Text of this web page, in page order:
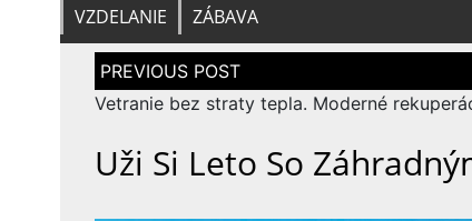
VZDELANIE
ZÁBAVA
Navigace
pro
příspěvek
Vetranie bez straty tepla. Moderné
Uži Si Leto So